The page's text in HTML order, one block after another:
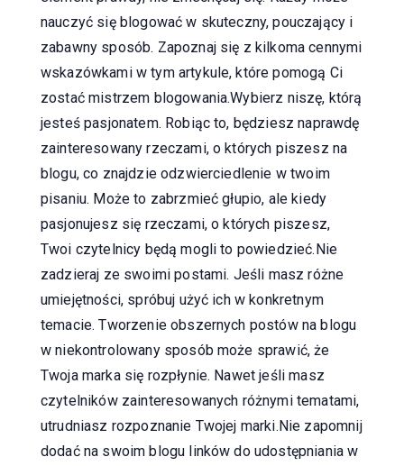
nauczyć się blogować w skuteczny, pouczający i
zabawny sposób. Zapoznaj się z kilkoma cennymi
wskazówkami w tym artykule, które pomogą Ci
zostać mistrzem blogowania.Wybierz niszę, którą
jesteś pasjonatem. Robiąc to, będziesz naprawdę
zainteresowany rzeczami, o których piszesz na
blogu, co znajdzie odzwierciedlenie w twoim
pisaniu. Może to zabrzmieć głupio, ale kiedy
pasjonujesz się rzeczami, o których piszesz,
Twoi czytelnicy będą mogli to powiedzieć.Nie
zadzieraj ze swoimi postami. Jeśli masz różne
umiejętności, spróbuj użyć ich w konkretnym
temacie. Tworzenie obszernych postów na blogu
w niekontrolowany sposób może sprawić, że
Twoja marka się rozpłynie. Nawet jeśli masz
czytelników zainteresowanych różnymi tematami,
utrudniasz rozpoznanie Twojej marki.Nie zapomnij
dodać na swoim blogu linków do udostępniania w